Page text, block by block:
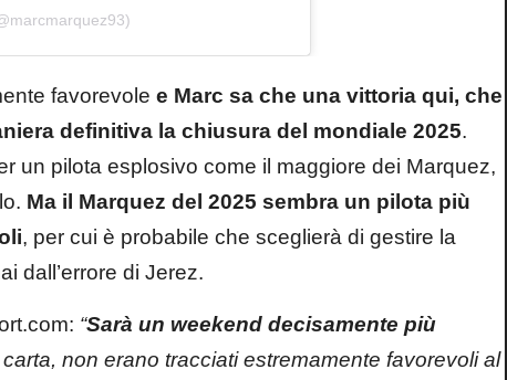
favorevole e Marc sa che una vittoria qui, che
definitiva la chiusura del mondiale 2025.
un pilota esplosivo come il maggiore dei Marquez,
Ma il Marquez del 2025 sembra un pilota più
, per cui è probabile che sceglierà di gestire la
dall’errore di Jerez.
: “Sarà un weekend decisamente più
non erano tracciati estremamente favorevoli al